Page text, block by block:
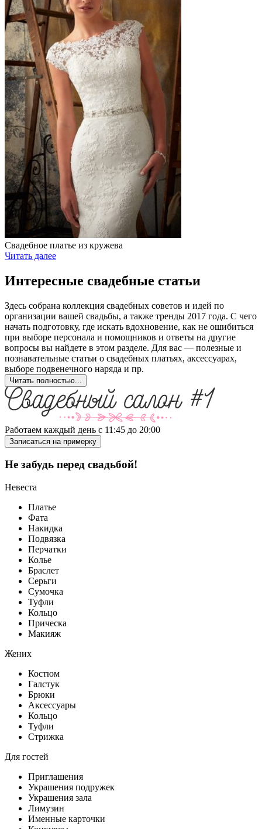
Свадебное платье из кружева
Читать далее
Интересные свадебные статьи
Здесь собрана коллекция свадебных советов и идей по
организации вашей свадьбы, а также тренды 2017 года. С чего
начать подготовку, где искать вдохновение, как не ошибиться
при выборе персонала и помощников и ответы на другие
вопросы вы найдете в этом разделе. Для вас — полезные и
познавательные статьи о свадебных платьях, аксессуарах,
выборе подвенечного наряда и пр.
Читать полностью...
Работаем каждый день с 11:45 до 20:00
Записаться на примерку
Не забудь перед свадьбой!
Невеста
Платье
Фата
Накидка
Подвязка
Перчатки
Колье
Браслет
Серьги
Сумочка
Туфли
Кольцо
Прическа
Макияж
Жених
Костюм
Галстук
Брюки
Аксессуары
Кольцо
Туфли
Стрижка
Для гостей
Приглашения
Украшения подружек
Украшения зала
Лимузин
Именные карточки